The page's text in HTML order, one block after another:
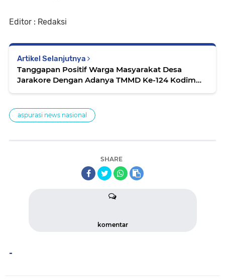
Editor : Redaksi
Artikel Selanjutnya
Tanggapan Positif Warga Masyarakat Desa
Jarakore Dengan Adanya TMMD Ke-124 Kodim
aspurasi news nasional
SHARE
komentar
-